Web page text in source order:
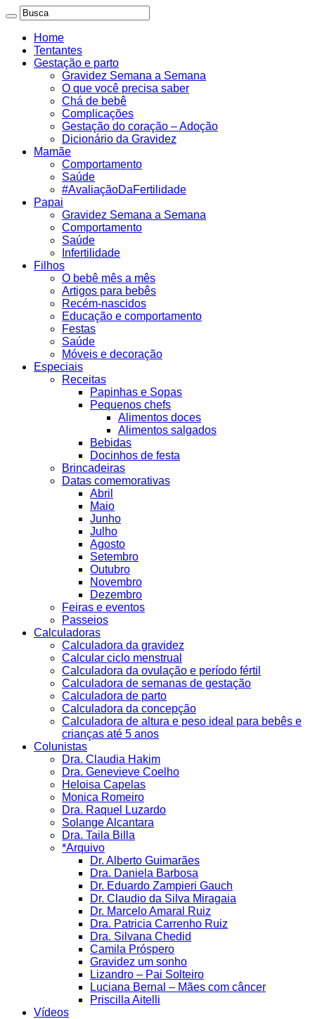
Home
Tentantes
Gestação e parto
Gravidez Semana a Semana
O que você precisa saber
Chá de bebê
Complicações
Gestação do coração – Adoção
Dicionário da Gravidez
Mamãe
Comportamento
Saúde
#AvaliaçãoDaFertilidade
Papai
Gravidez Semana a Semana
Comportamento
Saúde
Infertilidade
Filhos
O bebê mês a mês
Artigos para bebês
Recém-nascidos
Educação e comportamento
Festas
Saúde
Móveis e decoração
Especiais
Receitas
Papinhas e Sopas
Pequenos chefs
Alimentos doces
Alimentos salgados
Bebidas
Docinhos de festa
Brincadeiras
Datas comemorativas
Abril
Maio
Junho
Julho
Agosto
Setembro
Outubro
Novembro
Dezembro
Feiras e eventos
Passeios
Calculadoras
Calculadora da gravidez
Calcular ciclo menstrual
Calculadora da ovulação e período fértil
Calculadora de semanas de gestação
Calculadora de parto
Calculadora da concepção
Calculadora de altura e peso ideal para bebês e
crianças até 5 anos
Colunistas
Dra. Claudia Hakim
Dra. Genevieve Coelho
Heloisa Capelas
Monica Romeiro
Dra. Raquel Luzardo
Solange Alcantara
Dra. Taila Billa
*Arquivo
Dr. Alberto Guimarães
Dra. Daniela Barbosa
Dr. Eduardo Zampieri Gauch
Dr. Claudio da Silva Miragaia
Dr. Marcelo Amaral Ruiz
Dra. Patricia Carrenho Ruiz
Dra. Silvana Chedid
Camila Próspero
Gravidez um sonho
Lizandro – Pai Solteiro
Luciana Bernal – Mães com câncer
Priscilla Aitelli
Vídeos